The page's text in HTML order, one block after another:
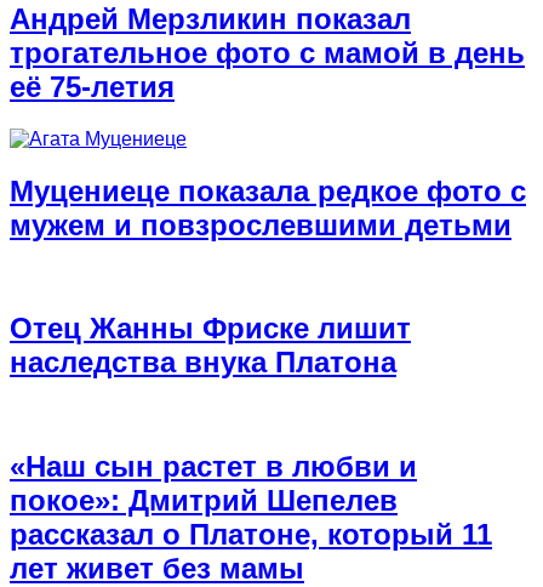
Андрей Мерзликин показал
трогательное фото с мамой в день
её 75-летия
Муцениеце показала редкое фото с
мужем и повзрослевшими детьми
Отец Жанны Фриске лишит
наследства внука Платона
«Наш сын растет в любви и
покое»: Дмитрий Шепелев
рассказал о Платоне, который 11
лет живет без мамы